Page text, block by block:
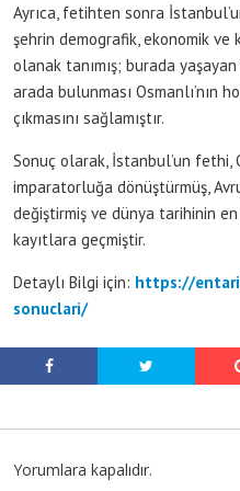
Ayrıca, fetihten sonra
şehrin demografik, ekonomik ve
olanak tanımış; burada
arada bulunması Osmanlı’nın
çıkmasını sağlamıştır.
Sonuç olarak, İstanbul’un fethi,
imparatorluğa dönüştürmüş,
değiştirmiş ve dünya tarihinin
kayıtlara geçmiştir.
Detaylı Bilgi için: https://
sonuclari/
Yorumlara kapalıdır.